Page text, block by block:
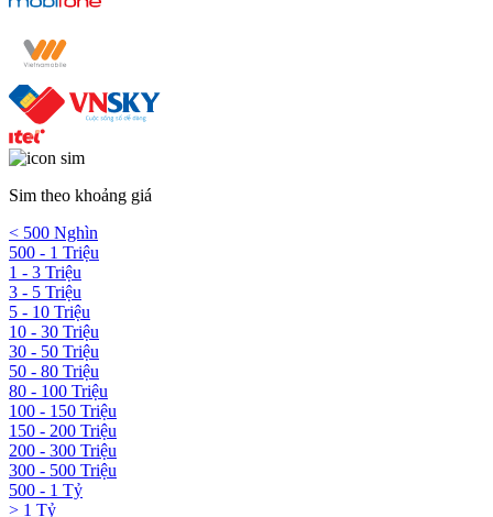
Sim theo khoảng giá
< 500 Nghìn
500 - 1 Triệu
1 - 3 Triệu
3 - 5 Triệu
5 - 10 Triệu
10 - 30 Triệu
30 - 50 Triệu
50 - 80 Triệu
80 - 100 Triệu
100 - 150 Triệu
150 - 200 Triệu
200 - 300 Triệu
300 - 500 Triệu
500 - 1 Tỷ
> 1 Tỷ